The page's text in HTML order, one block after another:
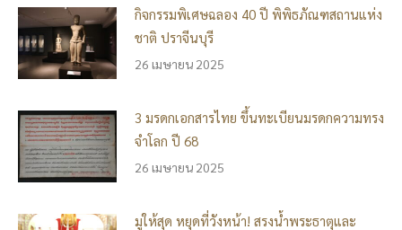
กิจกรรมพิเศษฉลอง 40 ปี พิพิธภัณฑสถานแห่ง
ชาติ ปราจีนบุรี
26 เมษายน 2025
3 มรดกเอกสารไทย ขึ้นทะเบียนมรดกความทรง
จำโลก ปี 68
26 เมษายน 2025
มูให้สุด หยุดที่วังหน้า! สรงน้ำพระธาตุและ